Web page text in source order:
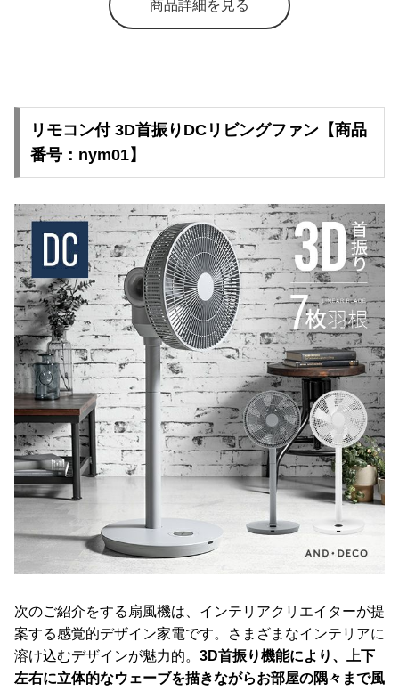
商品詳細を見る
リモコン付 3D首振りDCリビングファン【商品
番号：nym01】
次のご紹介をする扇風機は、インテリアクリエイターが提
案する感覚的デザイン家電です。さまざまなインテリアに
溶け込むデザインが魅力的。 3D首振り機能により、上下
左右に立体的なウェーブを描きながらお部屋の隅々まで風